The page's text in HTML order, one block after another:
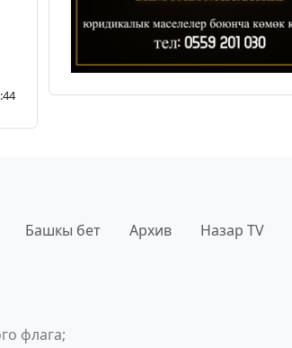
Башкы бет Архив Назар TV
флага;